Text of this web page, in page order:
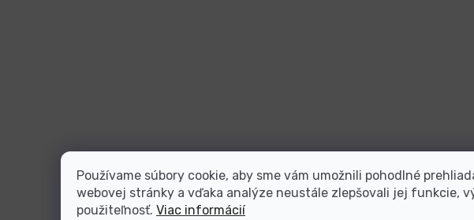
Používame súbory cookie, aby sme vám umožnili pohodlné
webovej stránky a vďaka analýze neustále zlepšovali jej funkcie,
použiteľnosť. Viac informácií